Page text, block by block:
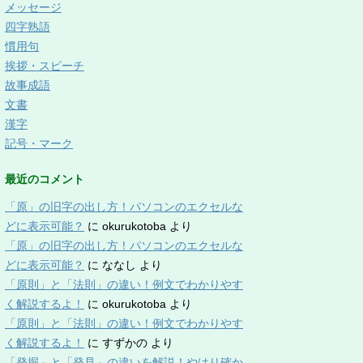
メッセージ
四字熟語
慣用句
挨拶・スピーチ
故事成語
文書
漢字
記号・マーク
最近のコメント
「原」の旧字の出し方！パソコンのエクセルな
どに表示可能？ に okurukotoba より
「原」の旧字の出し方！パソコンのエクセルな
どに表示可能？ に ななし より
「原則」と「法則」の違い！例文でわかりやす
く解説するよ！
に okurukotoba より
「原則」と「法則」の違い！例文でわかりやす
く解説するよ！
に すずかの より